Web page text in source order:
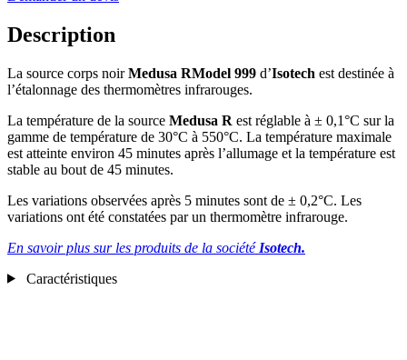
Description
La source corps noirMedusa RModel 999 d’Isotech est destinée à
l’étalonnage des thermomètres infrarouges.
La température de la source Medusa R est réglable à ± 0,1°C sur la
gamme de température de 30°C à 550°C. La température maximale
est atteinte environ 45 minutes après l’allumage et la température est
stable au bout de 45 minutes.
Les variations observées après 5 minutes sont de ± 0,2°C. Les
variations ont été constatées par un thermomètre infrarouge.
En savoir plus sur les produits de la société Isotech.
Caractéristiques